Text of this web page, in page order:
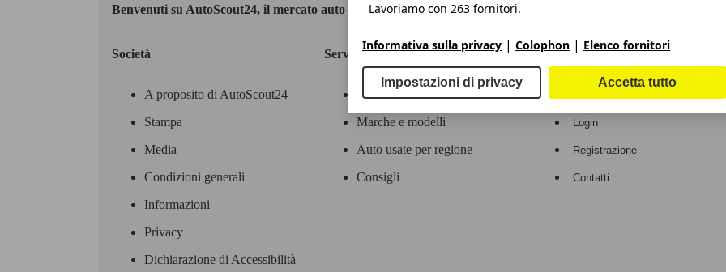
Benvenuti su AutoScout24, il mercato auto europeo.
Società
A proposito di AutoScout24
Stampa
Media
Condizioni generali
Informazioni
Privacy
Dichiarazione di Accessibilità
Servizi
Contatti
Marche e modelli
Auto usate per regione
Consigli
Area rivenditori
Login
Registrazione
Contatti
Lavoriamo con 263 fornitori.
Informativa sulla privacy | Colophon | Elenco fornitori
Impostazioni di privacy Accetta tutto